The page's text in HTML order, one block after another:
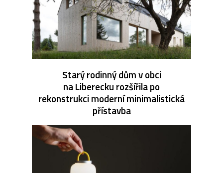
Starý rodinný dům v obci
na Liberecku rozšířila po
rekonstrukci moderní minimalistická
přístavba